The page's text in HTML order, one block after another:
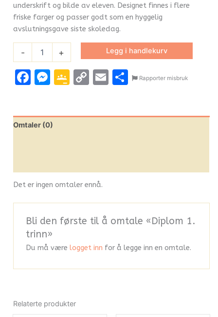
underskrift og bilde av eleven. Designet finnes i flere
friske farger og passer godt som en hyggelig
avslutningsgave siste skoledag.
- + Legg i handlekurv
Facebook
Messenger
Google
CopyEmailShare
Rapporter misbruk
Omtaler (0)
Det er ingen omtaler ennå.
Bli den første til å omtale «Diplom 1.
trinn»
Du må være logget inn for å legge inn en omtale.
Relaterte produkter